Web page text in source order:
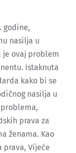
godine,
nasilja u
je ovaj problem
Istaknuta
kako bi se
nasilja u
prava za
ženama. Kao
prava, Vijeće